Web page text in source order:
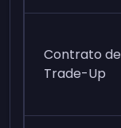
Contrato de
Trade-Up